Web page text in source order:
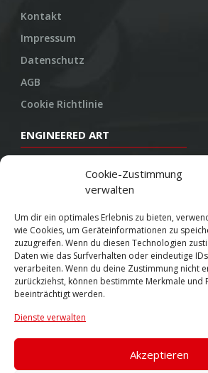
Cookie-Zustimmung
verwalten
Um dir ein optimales Erlebnis zu bieten,
wie Cookies, um Geräteinformationen zu
zuzugreifen. Wenn du diesen Technologien
Daten wie das Surfverhalten oder eindeutige
verarbeiten. Wenn du deine Zustimmung nicht
zurückziehst, können bestimmte Merkmale und
beeinträchtigt werden.
Dienste verwalten
Akzeptieren
Kontakt
Impressum
Datenschutz
AGB
Cookie Richtlinie
ENGINEERED ART
Konstruktion
Herstellung
Endbearbeitung
SOCIAL
Youtube
Twitter